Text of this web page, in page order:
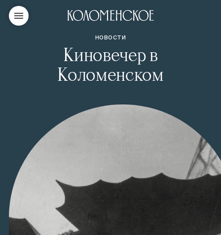
НОВОСТИ
Киновечер в
Коломенском